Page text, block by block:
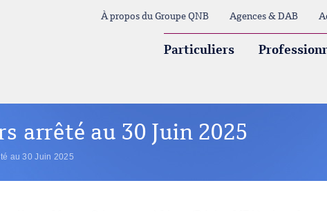
À propos du Groupe QNB Agences & DAB
Particuliers
arrêté au 30 Juin 2025
au 30 Juin 2025